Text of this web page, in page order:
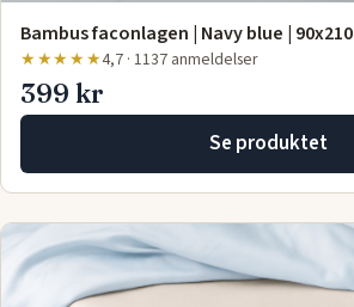
Bambus faconlagen | Navy blue | 90x210
★★★★★4,7 · 1137 anmeldelser
399 kr
Se produktet